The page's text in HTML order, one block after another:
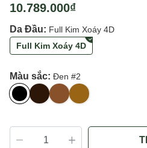
10.789.000₫
Da Đầu: Full Kim Xoáy 4D
Full Kim Xoáy 4D
Màu sắc: Đen #2